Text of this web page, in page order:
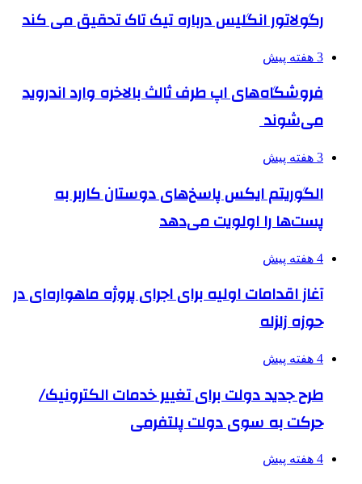
رگولاتور انگلیس درباره تیک تاک تحقیق می کند
3 هفته پیش
فروشگاه‌های اپ طرف ثالث بالاخره وارد اندروید
می‌شوند
3 هفته پیش
الگوریتم ایکس پاسخ‌های دوستان کاربر به
پست‌ها را اولویت می‌دهد
4 هفته پیش
آغاز اقدامات اولیه برای اجرای پروژه ماهواره‌ای در
حوزه زلزله
4 هفته پیش
طرح جدید دولت برای تغییر خدمات الکترونیک/
حرکت به سوی دولت پلتفرمی
4 هفته پیش